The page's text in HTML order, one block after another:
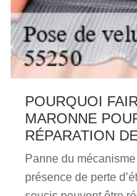
POURQUOI
MARONNE
RÉPARATION
Panne du
présence de perte